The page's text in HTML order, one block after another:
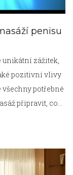
penisu
unikátní zážitek,
pozitivní vlivy
potřebné
připravit, co
přínosy pro
celý
něco, co by